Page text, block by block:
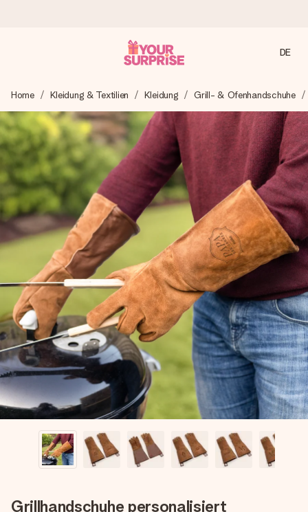
Wir bereiten dein Geschenk sorgfältig vor und schicken es
blitzschnell – damit du es genau zum richtigen Zeitpunkt
überreichen kannst, wenn es am meisten zählt.
4,8 (basierend auf +15.000 Bewertungen)
Unsere Geschenke begeistern. Kunden bewerten uns mit
4,8 bei Google Reviews (Gesamtergebnis aller Länder, in
die wir versenden).
Mit Liebe gemacht, im Handumdrehen
Erstelle etwas Einzigartiges in wenigen Schritten – mit
ihrem Namen, deinem Foto oder einer Nachricht von
Herzen. Kein Stress, nur pure Liebe für den perfekten
Moment.
DE
Home Kleidung & Textilien Kleidung Grill- & Ofenhandschuhe
Grillhandschuhe personalisiert